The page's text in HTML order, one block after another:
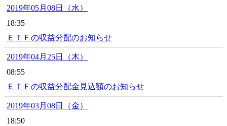
2019年05月08日（水）
18:35
ＥＴＦの収益分配のお知らせ
2019年04月25日（木）
08:55
ＥＴＦの収益分配金見込額のお知らせ
2019年03月08日（金）
18:50